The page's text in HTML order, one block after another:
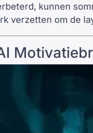
kunnen
verzetten om de